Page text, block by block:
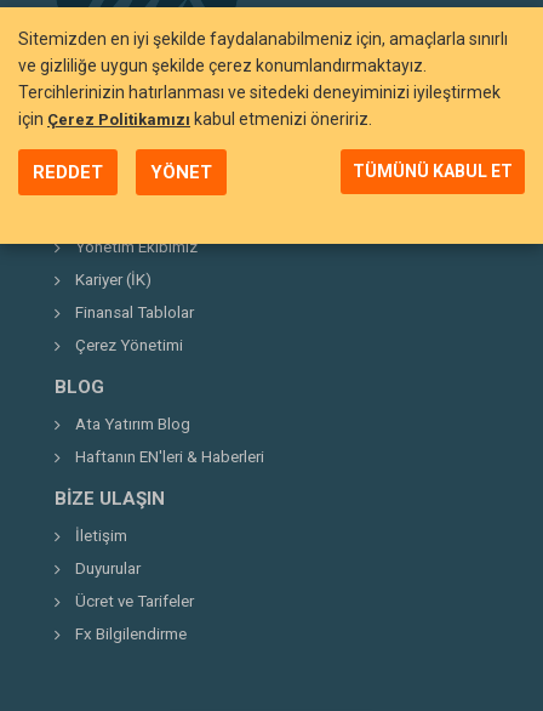
BIZI TANIYIN
Neden Ata Yatırım?
Şirket Hakkında
Yönetim Ekibimiz
Kariyer (İK)
Finansal Tablolar
Çerez Yönetimi
BLOG
Ata Yatırım Blog
Haftanın EN'leri & Haberleri
BIZE ULAŞIN
İletişim
Duyurular
Ücret ve Tarifeler
Fx Bilgilendirme
Sitemizden en iyi şekilde faydalanabilmeniz için, amaçlarla sınırlı
ve gizliliğe uygun şekilde çerez konumlandırmaktayız.
Tercihlerinizin hatırlanması ve sitedeki deneyiminizi iyileştirmek
için Çerez Politikamızı kabul etmenizi öneririz.
REDDET YÖNET TÜMÜNÜ KABUL ET